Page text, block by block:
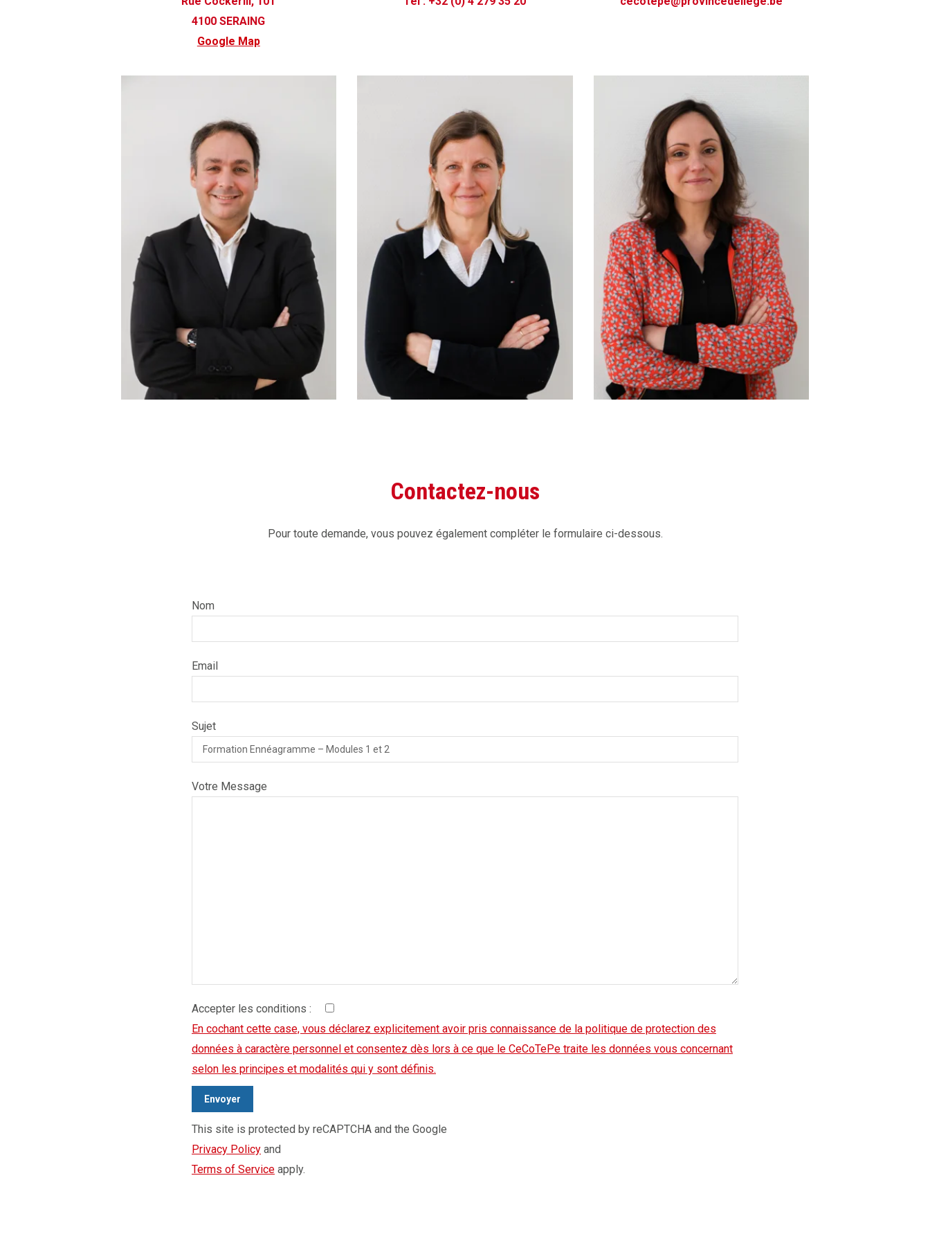
4100 SERAING
Google Map
Contactez-nous
Pour toute demande, vous pouvez également compléter le formulaire ci-dessous.
Nom
Email
Sujet
Votre Message
Accepter les conditions :
En cochant cette case, vous déclarez explicitement avoir pris connaissance de la politique de protection des
données à caractère personnel et consentez dès lors à ce que le CeCoTePe traite les données vous concernant
selon les principes et modalités qui y sont définis.
This site is protected by reCAPTCHA and the Google
Privacy Policy and
Terms of Service apply.